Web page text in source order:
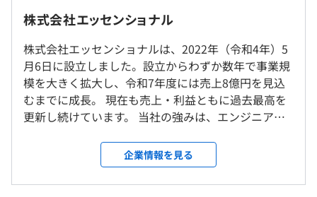
環境 ： AWS(CloudWatch、SSM)、VMWare、
Linux、Windows Server
業務内容 ：1. 旧物理サーバーに配置された本番・検証
環境のAWS移行対応
2. 監視・運用のAWS移行対応
（CloudWatch、SSM等）
3. 各サーバーのOS・MWバージョンアップ
工程 ： 基本設計～詳細設計～構築～テスト～リリ
◎社内、もしくはお客様先での勤務となります。（常駐先
は都内23区、一都三県）
◎リモートワークについては、可能な限りご希望に添える
よう柔軟に調整します。
※案件により異なります
＜変更範囲＞
年収：981万円／月給：69.2万円（基本給：50.2万円＋
役職手当：15万円＋住宅手当等：4万円）
賞与：150.6万円 年2回（合計3カ月分／6月・12月）
は年収提示額を保証するものではありません）
株式会社エッセンショナル
株式会社エッセンショナルは、2022年（令和4年）5
月6日に設立しました。設立からわずか数年で事業規
模を大きく拡大し、令和7年度には売上8億円を見込
むまでに成長。 現在も売上・利益ともに過去最高を
更新し続けています。 当社の強みは、エンジニアの
ェクトへのチーム参画率は100％ を実現しており、現
場で不安や疑問があれば、すぐ相談できる環境を整
備。一人で抱え込まず、スキルを最大限に発揮でき
企業情報を見る